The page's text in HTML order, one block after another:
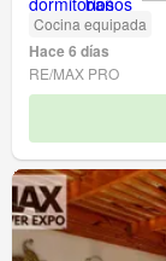
Cocina equipada
Hace 6 días
RE/MAX PRO